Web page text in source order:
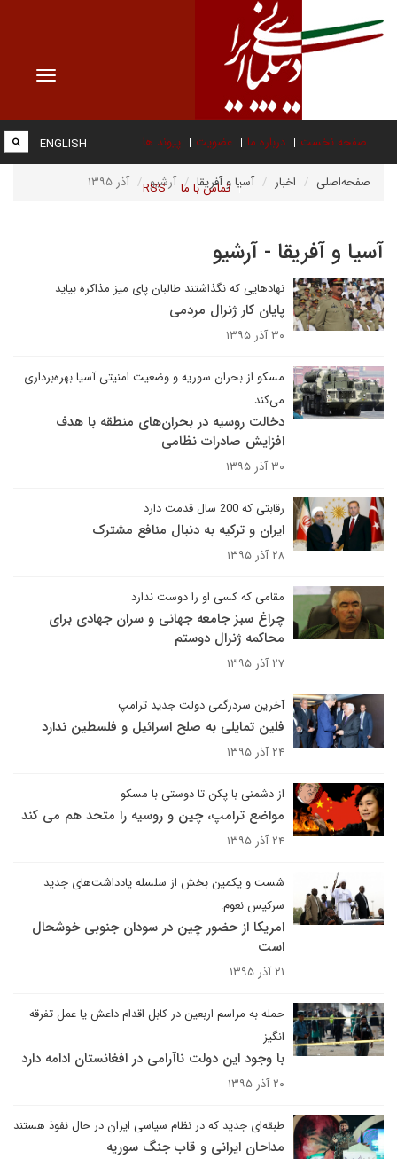
Toggle
صفحه نخست درباره ما عضویت پیوند ها
تماس با ما RSS
ENGLISH
صفحه‌اصلی اخبار آسیا و آفریقا آرشیو آذر ۱۳۹۵
آسیا و آفریقا - آرشیو
نهادهایی که نگذاشتند طالبان پای میز مذاکره بیاید
پایان کار ژنرال مردمی
۳۰ آذر ۱۳۹۵
مسکو از بحران سوریه و وضعیت امنیتی آسیا بهره‌برداری
می‌کند
دخالت روسیه در بحران‌های منطقه با هدف
افزایش صادرات نظامی
۳۰ آذر ۱۳۹۵
رقابتی که 200 سال قدمت دارد
ایران و ترکیه به دنبال منافع مشترک
۲۸ آذر ۱۳۹۵
مقامی که کسی او را دوست ندارد
چراغ سبز جامعه جهانی و سران جهادی برای
محاکمه ژنرال دوستم
۲۷ آذر ۱۳۹۵
آخرین سردرگمی دولت جدید ترامپ
فلین تمایلی به صلح اسرائیل و فلسطین ندارد
۲۴ آذر ۱۳۹۵
از دشمنی با پکن تا دوستی با مسکو
مواضع ترامپ، چین و روسیه را متحد هم می کند
۲۴ آذر ۱۳۹۵
شست و یکمین بخش از سلسله یادداشت‌های جدید
سرکیس نعوم:
امریکا از حضور چین در سودان جنوبی خوشحال
است
۲۱ آذر ۱۳۹۵
حمله به مراسم اربعین در کابل اقدام داعش یا عمل تفرقه
انگیز
با وجود این دولت ناآرامی در افغانستان ادامه دارد
۲۰ آذر ۱۳۹۵
طبقه‌ای جدید که در نظام سیاسی ایران در حال نفوذ هستند
مداحان ایرانی و قاب جنگ سوریه